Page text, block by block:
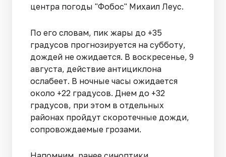
центра погоды "Фобос" Михаил Леус.
По его словам, пик жары до +35
градусов прогнозируется на субботу,
дождей не ожидается. В воскресенье, 9
августа, действие антициклона
ослабеет. В ночные часы ожидается
около +22 градусов. Днем до +32
градусов, при этом в отдельных
районах пройдут скоротечные дожди,
сопровождаемые грозами.